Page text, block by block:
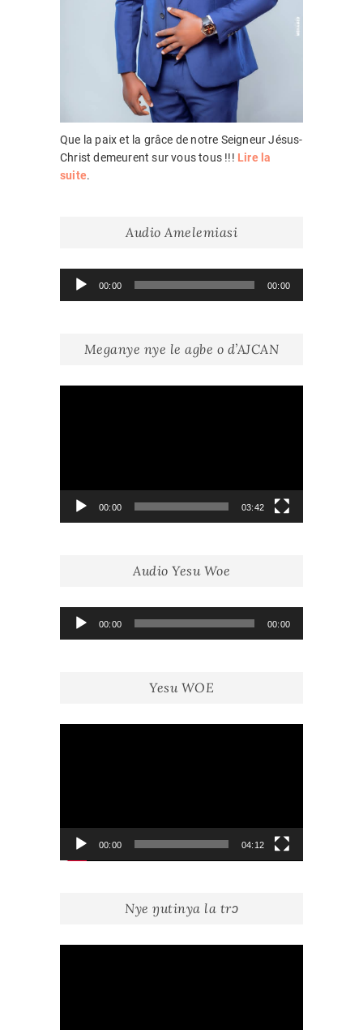
Que la paix et la grâce de notre Seigneur Jésus-
Christ demeurent sur vous tous !!! Lire la
suite.
Audio Amelemiasi
Lecteur
audio
00:00 00:00
Meganye nye le agbe o d’AJCAN
00:00 03:42
Audio Yesu Woe
Lecteur
audio
00:00 00:00
Yesu WOE
00:00 04:12
Nye ŋutinya la trɔ